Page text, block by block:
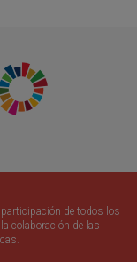
de todos los
colaboración de las